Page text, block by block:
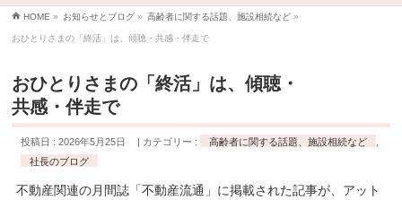
HOME » お知らせとブログ » 高齢者に関する話題、施設相続など »
おひとりさまの「終活」は、傾聴・共感・伴走で
おひとりさまの「終活」は、傾聴・
共感・伴走で
投稿日 : 2026年5月25日 カテゴリー : 高齢者に関する話題、施設相続など
社長のブログ
不動産関連の月間誌「不動産流通」に掲載された記事が、アット